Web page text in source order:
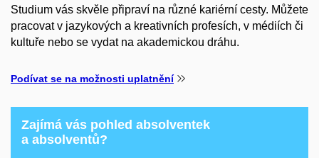
Studium vás skvěle připraví na různé kariérní cesty. Můžete
pracovat v jazykových a kreativních profesích, v médiích či
kultuře nebo se vydat na akademickou dráhu.
Podívat se na možnosti uplatnění
Zajímá vás pohled absolventek
a absolventů?